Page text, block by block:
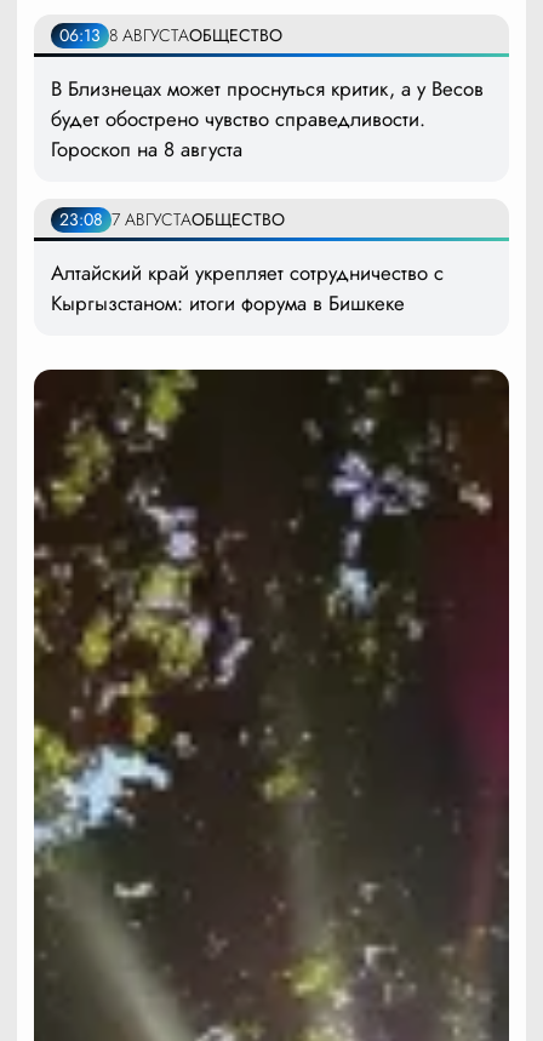
06:13 8 АВГУСТАОБЩЕСТВО
В Близнецах может проснуться критик, а у Весов
будет обострено чувство справедливости.
Гороскоп на 8 августа
23:08 7 АВГУСТАОБЩЕСТВО
Алтайский край укрепляет сотрудничество с
Кыргызстаном: итоги форума в Бишкеке